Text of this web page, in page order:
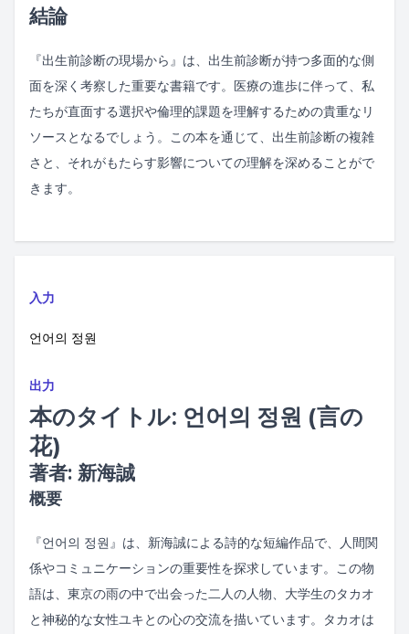
結論
『出生前診断の現場から』は、出生前診断が持つ多面的な側
面を深く考察した重要な書籍です。医療の進歩に伴って、私
たちが直面する選択や倫理的課題を理解するための貴重なリ
ソースとなるでしょう。この本を通じて、出生前診断の複雑
さと、それがもたらす影響についての理解を深めることがで
きます。
入力
언어의 정원
出力
本のタイトル: 언어의 정원 (言の
花)
著者: 新海誠
概要
『언어의 정원』は、新海誠による詩的な短編作品で、人間関
係やコミュニケーションの重要性を探求しています。この物
語は、東京の雨の中で出会った二人の人物、大学生のタカオ
と神秘的な女性ユキとの心の交流を描いています。タカオは